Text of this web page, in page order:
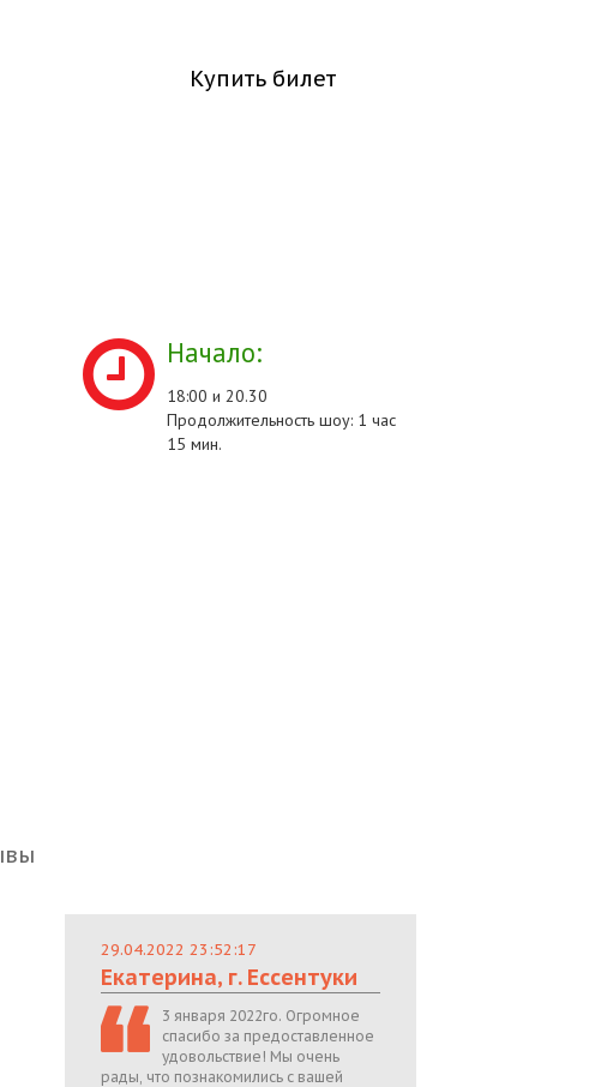
Купить билет
Начало:
18:00 и 20.30
Продолжительность шоу: 1 час
15 мин.
29.04.2022 23:52:17
Екатерина, г. Ессентуки
3 января 2022го. Огромное
спасибо за предоставленное
удовольствие! Мы очень
рады, что познакомились с вашей